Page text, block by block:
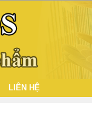
LIÊN HỆ